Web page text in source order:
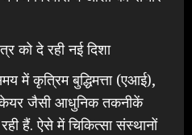
को दे रही नई दिशा
में कृत्रिम बुद्धिमत्ता (एआई),
जैसी आधुनिक तकनीकें
हैं. ऐसे में चिकित्सा संस्थानों